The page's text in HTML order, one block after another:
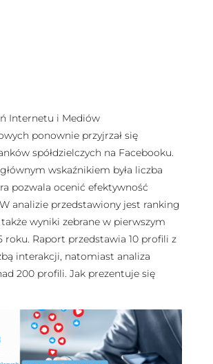
Internetu i Mediów
ponownie przyjrzał się
spółdzielczych na Facebooku.
wskaźnikiem była liczba
pozwala ocenić efektywność
analizie przedstawiony jest ranking
wyniki zebrane w pierwszym
roku. Raport przedstawia 10 profili z
interakcji, natomiast analiza
200 profili. Jak prezentuje się